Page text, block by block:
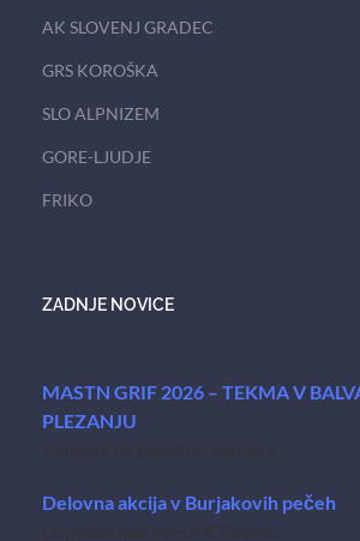
AK SLOVENJ GRADEC
GRS KOROŠKA
SLO ALPNIZEM
GORE-LJUDJE
FRIKO
ZADNJE NOVICE
MASTN GRIF 2026 – TEKMA V
PLEZANJU
Vabljeni na plezalno tekmo v...
Delovna akcija v Burjakovih pečeh
Uspešna nad vse! AK Ravne...